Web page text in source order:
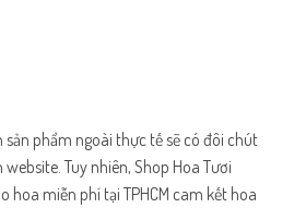
phẩm ngoài thực tế sẽ có đôi chút
Tuy nhiên, Shop Hoa Tươi
hoa miễn phí tại TPHCM cam kết hoa